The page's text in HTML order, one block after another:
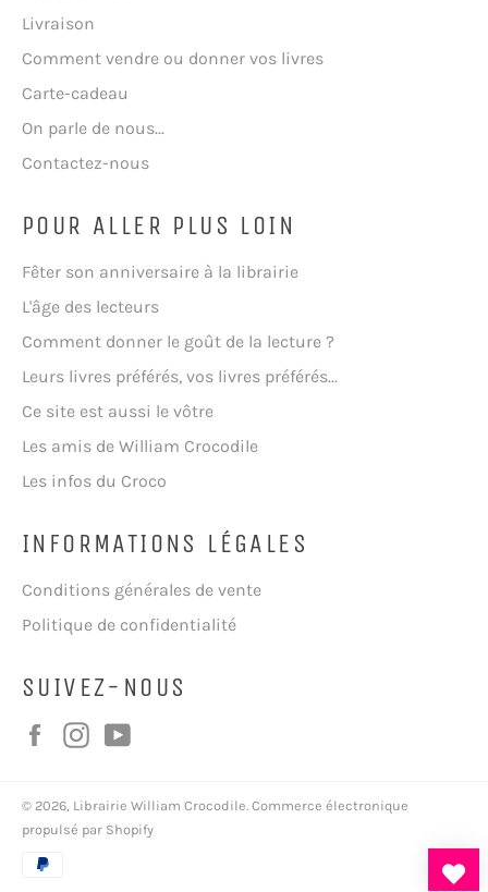
Livraison
Comment vendre ou donner vos livres
Carte-cadeau
On parle de nous...
Contactez-nous
POUR ALLER PLUS LOIN
Fêter son anniversaire à la librairie
L'âge des lecteurs
Comment donner le goût de la lecture ?
Leurs livres préférés, vos livres préférés...
Ce site est aussi le vôtre
Les amis de William Crocodile
Les infos du Croco
INFORMATIONS LÉGALES
Conditions générales de vente
Politique de confidentialité
SUIVEZ-NOUS
FacebookInstagram
© 2026, Librairie William Crocodile. Commerce électronique
propulsé par Shopify
de